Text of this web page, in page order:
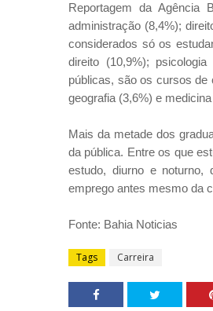
Reportagem da Agência
administração (8,4%);
considerados só os
direito (10,9%);
públicas, são os cursos de
geografia (3,6%) e
Mais da metade dos
da pública. Entre os que
estudo, diurno e noturno,
emprego antes mesmo da
Fonte: Bahia Noticias
Tags Carreira